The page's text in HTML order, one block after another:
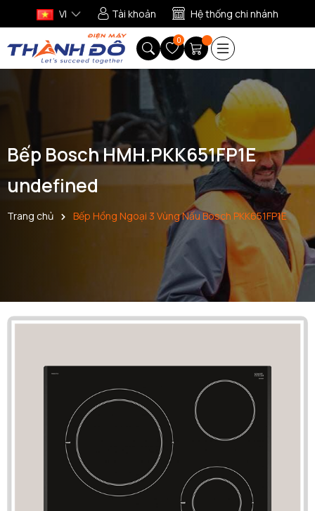
VI Tài khoản Hệ thống chi nhánh
0
Bếp Bosch HMH.PKK651FP1E
undefined
Trang chủ Bếp Hồng Ngoại 3 Vùng Nấu Bosch PKK651FP1E